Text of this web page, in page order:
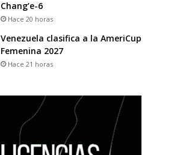
Chang’e-6
Hace 20 horas
Venezuela clasifica a la AmeriCup
Femenina 2027
Hace 21 horas